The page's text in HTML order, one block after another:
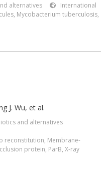
alternatives
International
, Mycobacterium tuberculosis,
J. Wu, et al.
and alternatives
reconstitution, Membrane-
protein, ParB, X-ray